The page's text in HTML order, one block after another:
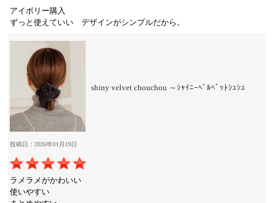
アイボリー購入
ずっと使えていい デザインがシンプルだから。
shiny velvet chouchou ～ｼｬｲﾆｰﾍﾞﾙﾍﾞｯﾄｼｭｼｭ
投稿日：2026年01月19日
ラメラメがかわいい
使いやすい